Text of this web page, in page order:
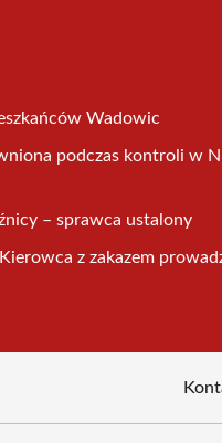
Wadowic
podczas kontroli w
– sprawca ustalony
z zakazem